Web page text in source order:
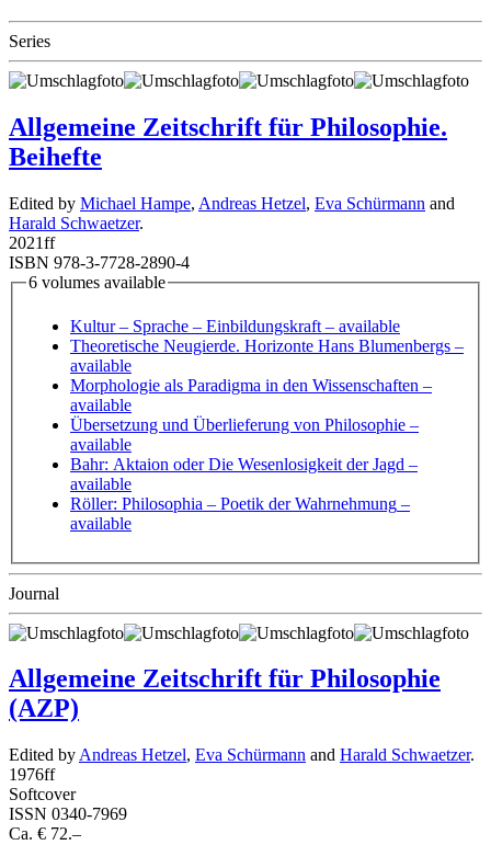
Series
Allgemeine Zeitschrift für Philosophie.
Beihefte
Edited by Michael Hampe, Andreas Hetzel, Eva Schürmann and
Harald Schwaetzer.
2021ff
ISBN 978-3-7728-2890-4
6 volumes available
Kultur – Sprache – Einbildungskraft – available
Theoretische Neugierde. Horizonte Hans Blumenbergs –
available
Morphologie als Paradigma in den Wissenschaften –
available
Übersetzung und Überlieferung von Philosophie –
available
Bahr: Aktaion oder Die Wesenlosigkeit der Jagd –
available
Röller: Philosophia – Poetik der Wahrnehmung –
available
Journal
Allgemeine Zeitschrift für Philosophie
(AZP)
Edited by Andreas Hetzel, Eva Schürmann and Harald Schwaetzer.
1976ff
Softcover
ISSN 0340-7969
Ca. € 72.–